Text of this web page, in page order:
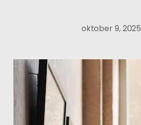
oktober 9, 2025